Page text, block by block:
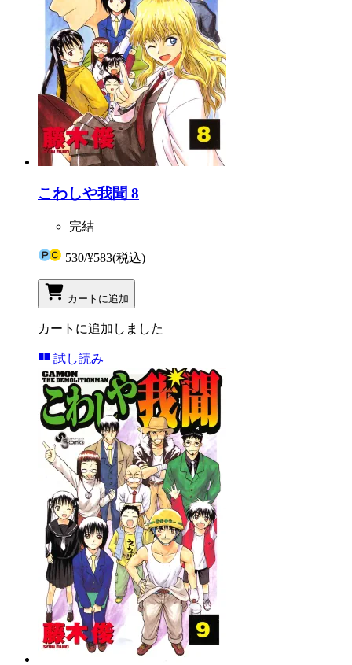
こわしや我聞 8
完結
530/¥583(税込)
カートに追加
カートに追加しました
試し読み